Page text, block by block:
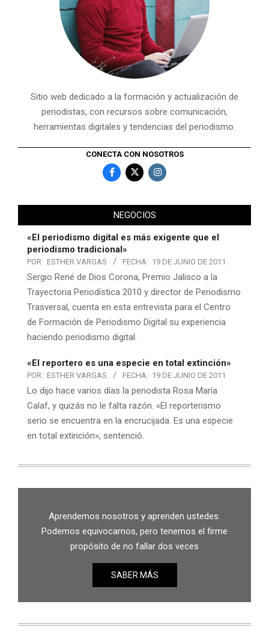
Sitio web dedicado a la formación y actualización de
periodistas, con recursos sobre comunicación,
herramientas digitales y tendencias del periodismo.
CONECTA CON NOSOTROS
NEGOCIOS
«El periodismo digital es más exigente que el
periodismo tradicional»
POR: ESTHER VARGAS FECHA: 19 DE JUNIO DE 2011
Sergio René de Dios Corona, Premio Jalisco a la
Trayectoria Periodística 2010 y director de Periodismo
Trasversal, cuenta en esta entrevista para el Centro
de Formación de Periodismo Digital su experiencia
haciendo periodismo digital.
«El reportero es una especie en total extinción»
POR: ESTHER VARGAS FECHA: 19 DE JUNIO DE 2011
Lo dijo hace varios días la periodista Rosa María
Calaf, y quizás no le falta razón. «El reporterismo
serio se encuentra en la encrucijada. Es una especie
en total extinción», sentenció.
Aprendemos nosotros y aprenden ustedes.
Podemos equivocarnos, pero tenemos el firme
propósito de no fallar dos veces
SABER MÁS